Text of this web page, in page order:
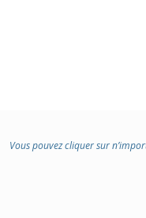
Vous pouvez cliquer sur